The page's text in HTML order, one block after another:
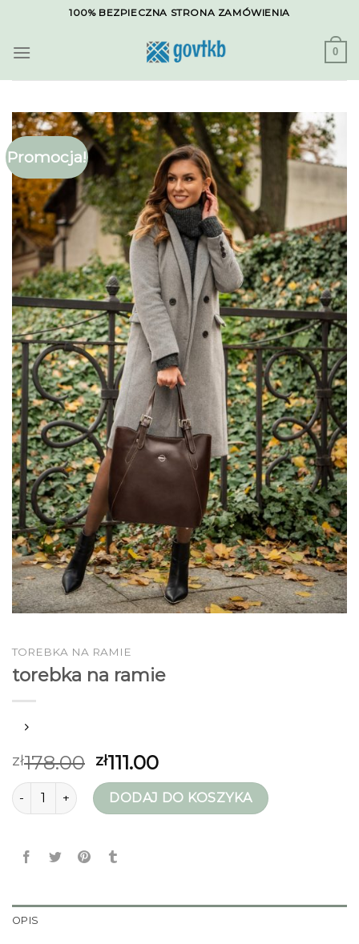
content
100% BEZPIECZNA STRONA ZAMÓWIENIA
0
Promocja!
TOREBKA NA RAMIE
torebka na ramie
zł178.00 zł111.00
ilość torebka na ramieDODAJ DO KOSZYKA
OPIS